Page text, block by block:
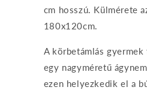
cm hosszú. Külmérete
180x120cm.
A körbetámlás gyermek
egy nagyméretű
ezen helyezkedik el a